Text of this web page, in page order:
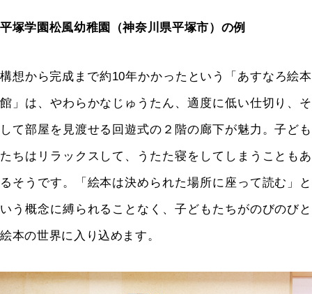
平塚学園松風幼稚園（神奈川県平塚市）の例
構想から完成まで約10年かかったという「あすなろ絵本
館」は、やわらかなじゅうたん、適度に低い仕切り、そ
して部屋を見渡せる回遊式の２階の廊下が魅力。子ども
たちはリラックスして、うたた寝をしてしまうこともあ
るそうです。「絵本は決められた場所に座って読む」と
いう概念に縛られることなく、子どもたちがのびのびと
絵本の世界に入り込めます。